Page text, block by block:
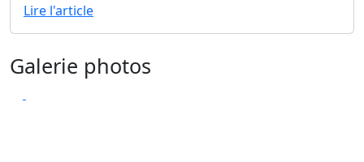
Lire l'article
Galerie photos